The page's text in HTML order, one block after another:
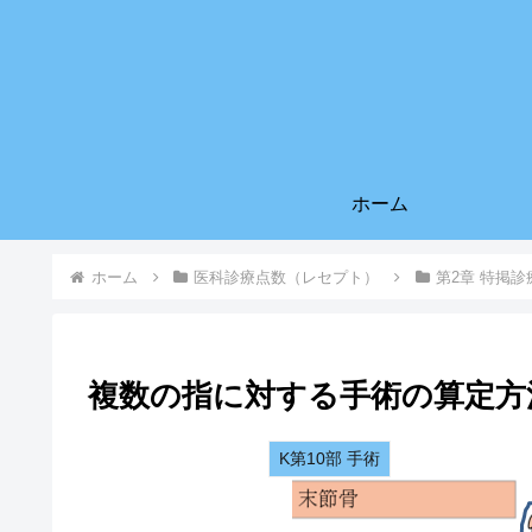
ホーム
ホーム 医科診療点数（レセプト） 第2章 特掲診
複数の指に対する手術の算定
K第10部 手術